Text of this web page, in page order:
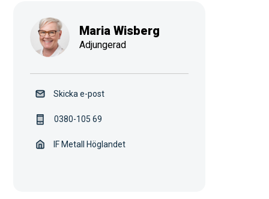
Maria Wisberg
Adjungerad
Skicka e-post
0380-105 69
IF Metall Höglandet